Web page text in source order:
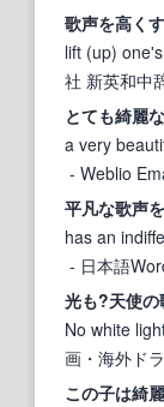
歌声を高く
lift (up)
社 新英和中
とても綺麗な
a very
- Weblio
平凡な歌声
has an
- 日本語
光も?天使の
No white
画・海外ド
この子は綺